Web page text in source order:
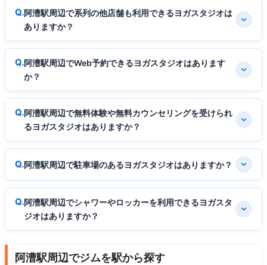
阿漕駅周辺で系列の他店舗も利用できるヨガスタジオは
ありますか？
阿漕駅周辺でWeb予約できるヨガスタジオはあります
か？
阿漕駅周辺で無料体験や無料カウンセリングを受けられ
るヨガスタジオはありますか？
阿漕駅周辺で駐車場のあるヨガスタジオはありますか？
阿漕駅周辺でシャワーやロッカーを利用できるヨガスタ
ジオはありますか？
阿漕駅周辺でジムを駅から探す